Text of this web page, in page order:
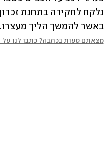
באשר להמשך הליך מעצרו.
מצאתם טעות בכתבה? כתבו לנו על